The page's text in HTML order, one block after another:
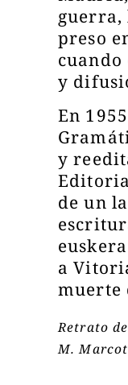
guerra,
preso
cuando
y
En
y
de un
a
muerte
Retrato
M.